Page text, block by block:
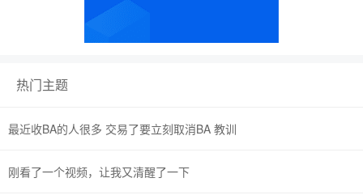
热门主题
最近收BA的人很多 交易了要立刻取消BA 教训
刚看了一个视频，让我又清醒了一下